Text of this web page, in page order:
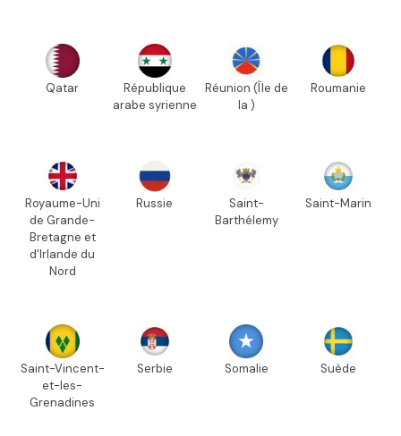
Qatar
République
arabe syrienne
Réunion (Île de
la )
Roumanie
Royaume-Uni
de Grande-
Bretagne et
d'Irlande du
Nord
Russie
Saint-
Barthélemy
Saint-Marin
Saint-Vincent-
et-les-
Grenadines
Serbie Somalie Suède